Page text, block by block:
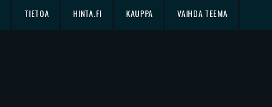
TIETOA HINTA.FI KAUPPA VAIHDA TEEMA